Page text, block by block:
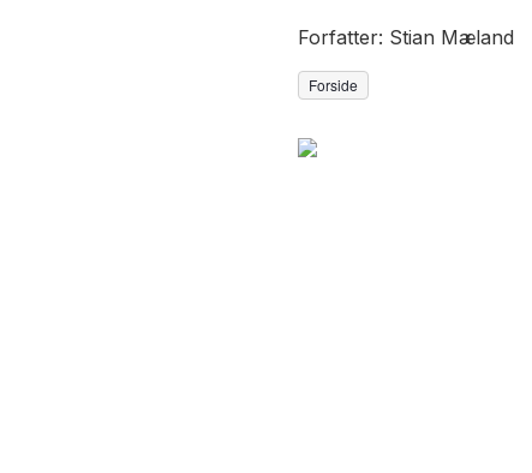
Forfatter: Stian Mæland
Forside